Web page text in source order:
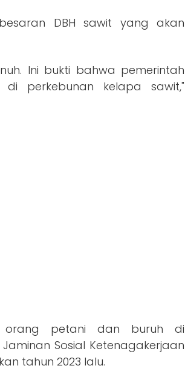
DBH sawit yang akan
Ini bukti bahwa pemerintah
perkebunan kelapa sawit,"
orang petani dan buruh di
Sosial Ketenagakerjaan
tahun 2023 lalu.